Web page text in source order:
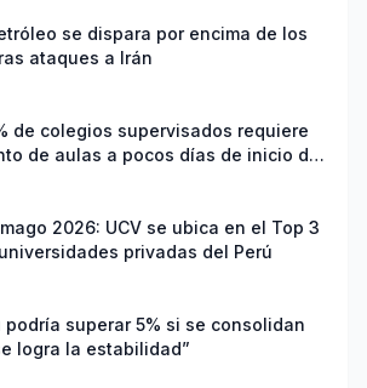
se dispara por encima de los
ataques a Irán
de colegios supervisados requiere
de aulas a pocos días de inicio del
2026: UCV se ubica en el Top 3
privadas del Perú
podría superar 5% si se consolidan
logra la estabilidad”